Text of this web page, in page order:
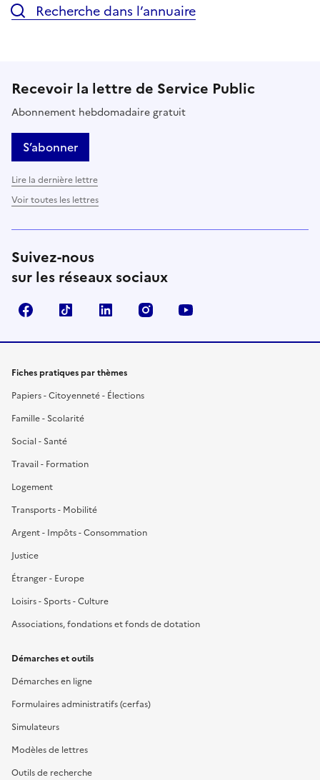
Recherche dans l’annuaire
Recevoir la lettre de Service Public
Abonnement hebdomadaire gratuit
S’abonner
Lire la dernière lettre
Voir toutes les lettres
Suivez-nous
sur les réseaux sociaux
FacebookTikTok LinkedIn Instagram
Fiches pratiques par thèmes
Papiers - Citoyenneté - Élections
Famille - Scolarité
Social - Santé
Travail - Formation
Logement
Transports - Mobilité
Argent - Impôts - Consommation
Justice
Étranger - Europe
Loisirs - Sports - Culture
Associations, fondations et fonds de dotation
Démarches et outils
Démarches en ligne
Formulaires administratifs (cerfas)
Simulateurs
Modèles de lettres
Outils de recherche